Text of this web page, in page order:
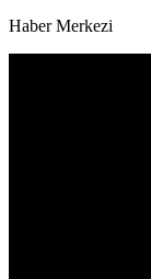
Haber Merkezi